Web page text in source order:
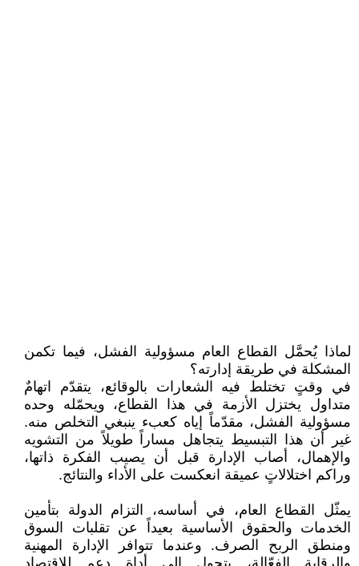
لماذا يُحمَّل القطاع العام مسؤولية الفشل، فيما تكمن
المشكلة في طريقة إدارته؟
في وقتٍ تختلط فيه الشعارات بالوقائع، يتقدّم اتهامٌ
متداول يختزل الأزمة في هذا القطاع، ويحمّله وحده
مسؤولية الفشل، مقدّماً إياه كعبء ينبغي التخلص منه.
غير أن هذا التبسيط يتجاهل مساراً طويلاً من التشويه
والإهمال، أصاب الإدارة قبل أن يصيب الفكرة ذاتها،
وراكم اختلالاتٍ عميقة انعكست على الأداء والنتائج.
يمثّل القطاع العام، في أساسه، التزام الدولة بتأمين
الخدمات والحقوق الأساسية بعيداً عن تقلبات السوق
ومنطق الربح الصرف. وعندما تتوافر الإدارة المهنية